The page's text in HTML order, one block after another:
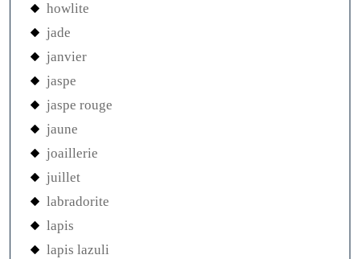
howlite
jade
janvier
jaspe
jaspe rouge
jaune
joaillerie
juillet
labradorite
lapis
lapis lazuli